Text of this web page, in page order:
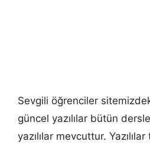
Sevgili öğrenciler
güncel yazılılar bütün
yazılılar mevcuttur.